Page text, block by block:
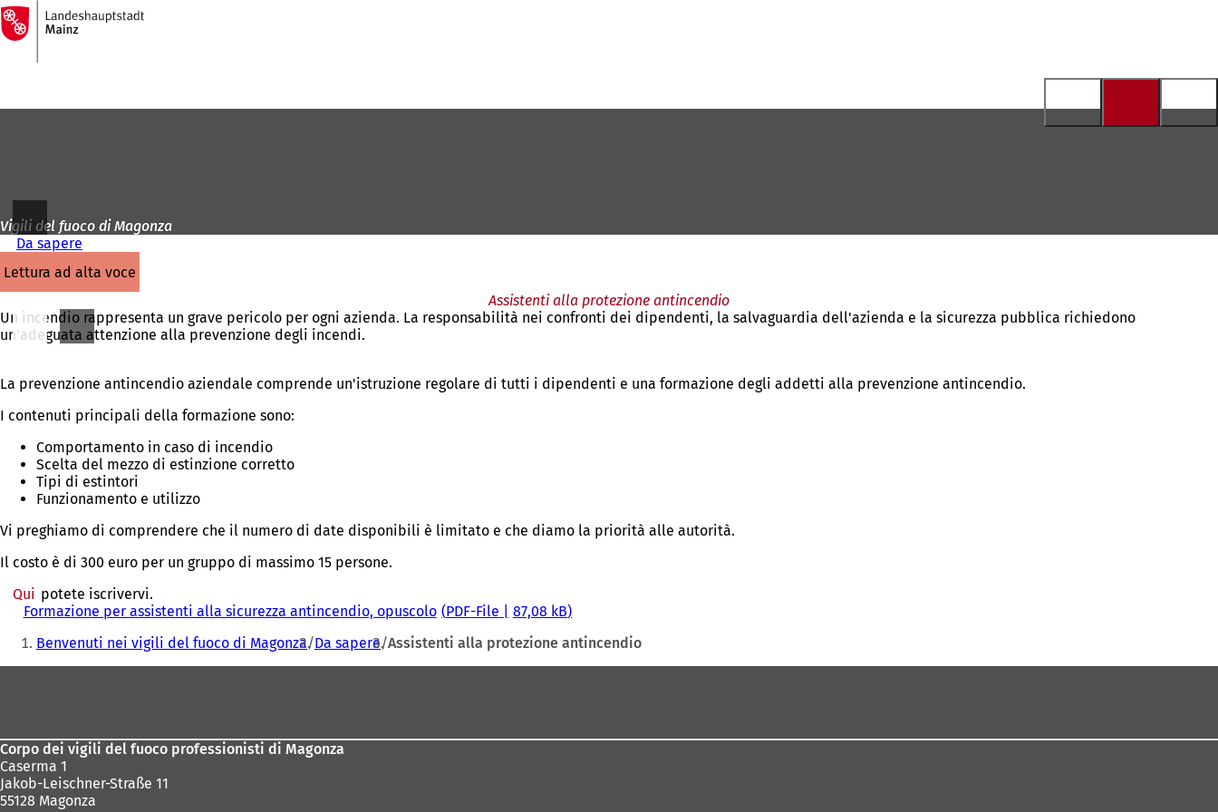
Vai al contenuto
Alla
pagina
iniziale
Vigili del fuoco di Magonza
Da sapere
lettura ad alta voce
Assistenti alla protezione antincendio
Un incendio rappresenta un grave pericolo per ogni azienda. La responsabilità nei confronti dei dipendenti, la salvaguardia dell'azienda e la sicurezza pubblica richiedono
un'adeguata attenzione alla prevenzione degli incendi.
La prevenzione antincendio aziendale comprende un'istruzione regolare di tutti i dipendenti e una formazione degli addetti alla prevenzione antincendio.
I contenuti principali della formazione sono:
Comportamento in caso di incendio
Scelta del mezzo di estinzione corretto
Tipi di estintori
Funzionamento e utilizzo
Vi preghiamo di comprendere che il numero di date disponibili è limitato e che diamo la priorità alle autorità.
Il costo è di 300 euro per un gruppo di massimo 15 persone.
Qui potete iscrivervi.
Formazione per assistenti alla sicurezza antincendio, opuscolo PDF-File 87,08 kB
Siete
qui:
Benvenuti nei vigili del fuoco di Magonza Da sapere Assistenti alla protezione antincendio
Corpo dei vigili del fuoco professionisti di Magonza
Caserma 1
Jakob-Leischner-Straße 11
55128 Magonza